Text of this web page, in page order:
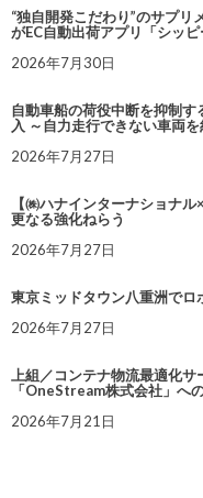
“独自開発こだわり”のサプリ
がEC自動出荷アプリ「シッ
2026年7月30日
自動車船の荷役中断を抑制
入 ～自力走行できない車両
2026年7月27日
【㈱ハナインターナショナ
更なる強化ねらう
2026年7月27日
東京ミッドタウン八重洲で
2026年7月27日
上組／コンテナ物流最適化
「OneStream株式会社」へ
2026年7月21日